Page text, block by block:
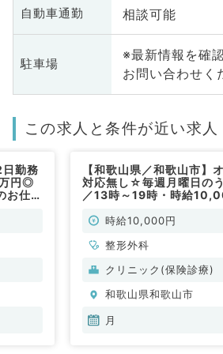
自動車通勤 相談可能
駐車場
※最新情報を確
お問い合わせく
この求人と条件が近い求人
勤務
円◎
お仕事
【和歌山県／和歌山市】
対応無し☆毎週月曜日の
／13時～19時・時給
非常勤）
時給10,000円
整形外科
クリニック(保険診療)
和歌山県和歌山市
月